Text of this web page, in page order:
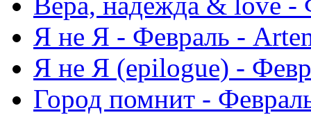
Я не Я - Февраль -
Я не Я (epilogue) -
Город помнит -